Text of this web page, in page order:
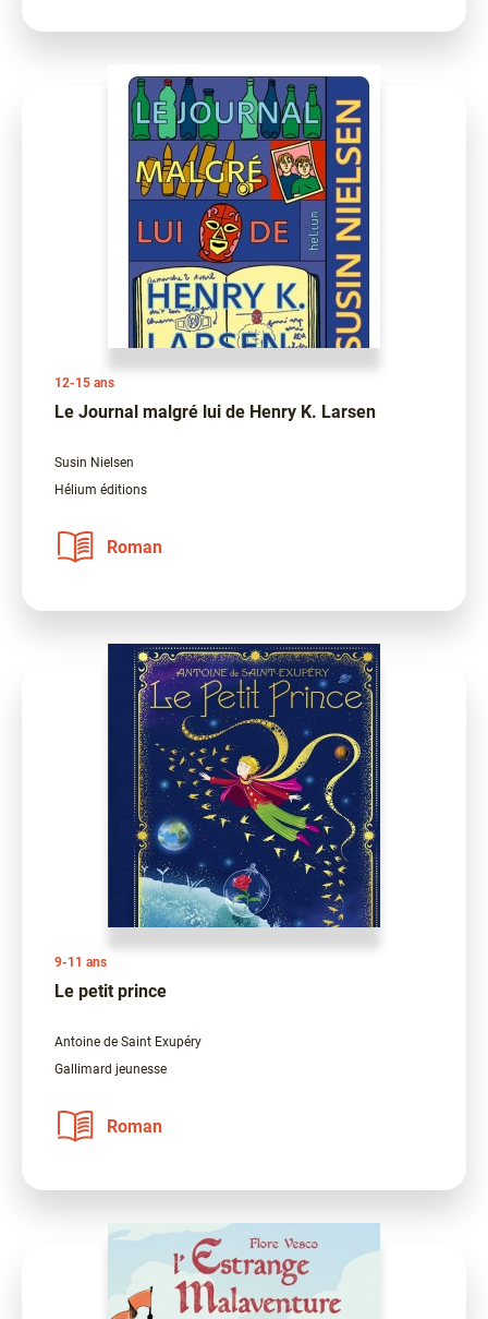
12-15 ans
Le Journal malgré lui de Henry K. Larsen
Susin Nielsen
Hélium éditions
Roman
9-11 ans
Le petit prince
Antoine de Saint Exupéry
Gallimard jeunesse
Roman